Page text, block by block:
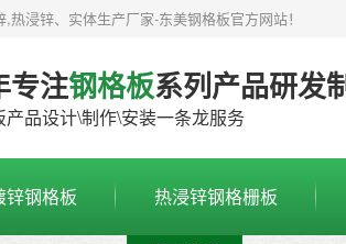
浸锌、实体生产厂家-东美钢格板官方网站！
专注钢格板系列产品研发
产品设计\制作\安装一条龙服务
锌钢格板 热浸锌钢格栅板